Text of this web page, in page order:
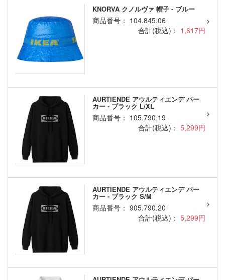
KNORVA クノルヴァ 帽子 - ブルー
商品番号： 104.845.06
合計(税込)： 1,817円
AURTIENDE アウルティエンデ パー
カー - ブラック L/XL
商品番号： 105.790.19
合計(税込)： 5,299円
AURTIENDE アウルティエンデ パー
カー - ブラック S/M
商品番号： 905.790.20
合計(税込)： 5,299円